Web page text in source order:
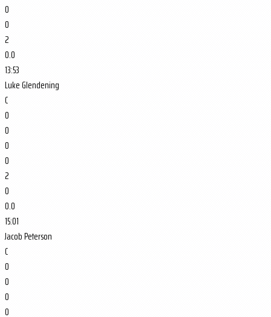
0
0
2
0.0
13:53
Luke Glendening
C
0
0
0
0
2
0
0.0
15:01
Jacob Peterson
C
0
0
0
0